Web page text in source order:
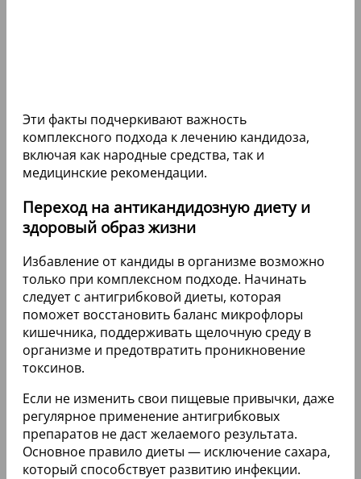
Эти факты подчеркивают важность
комплексного подхода к лечению кандидоза,
включая как народные средства, так и
медицинские рекомендации.
Переход на антикандидозную диету и
здоровый образ жизни
Избавление от кандиды в организме возможно
только при комплексном подходе. Начинать
следует с антигрибковой диеты, которая
поможет восстановить баланс микрофлоры
кишечника, поддерживать щелочную среду в
организме и предотвратить проникновение
токсинов.
Если не изменить свои пищевые привычки, даже
регулярное применение антигрибковых
препаратов не даст желаемого результата.
Основное правило диеты — исключение сахара,
который способствует развитию инфекции.